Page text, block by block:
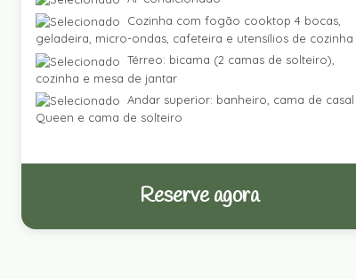
Cozinha com fogão cooktop 4 bocas,
geladeira, micro-ondas, cafeteira e utensílios de cozinha
Térreo: bicama (2 camas de solteiro),
cozinha e mesa de jantar
Andar superior: banheiro, cama de casal
Queen e cama de solteiro
Reserve agora